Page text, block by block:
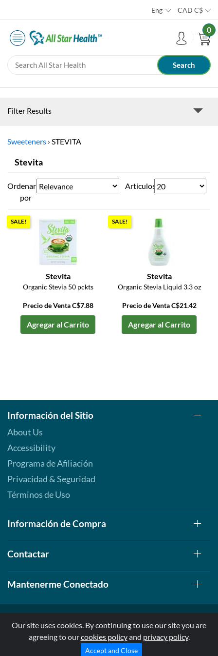
Eng CAD C$
0
Filter Results
Sweeteners › STEVITA
Stevita
Ordenar
por
Artículos
SALE!
Stevita
Organic Stevia 50 pckts
Precio de Venta C$7.88
Agregar al Carrito
SALE!
Stevita
Organic Stevia Liquid 3.3 oz
Precio de Venta C$21.42
Agregar al Carrito
Información del Sitio
About Us
Accessibility
Programa de Afiliación
Privacidad & Seguridad
Términos de Uso
Información de Compra
Contactar
Mantenerme Conectado
© 1999-2026, AllStarHealth.com | All Rights Reserved
* Estas declaraciones no han sido evaluadas por la FDA
Our site uses cookies. By continuing to use our site you are
agreeing to ourcookies policyand privacy policy.
Accept and Close